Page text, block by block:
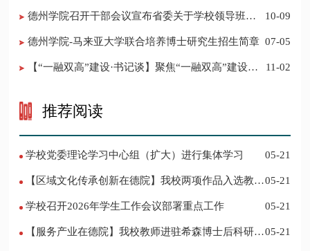
​德州学院召开干部会议宣布省委关于学校领导班子
10-09
德州学院-马来亚大学联合培养博士研究生招生简章 07-05
11-02
推荐阅读
学校党委理论学习中心组（扩大）进行集体学习 05-21
05-21
学校召开2026年学生工作会议部署重点工作 05-21
05-21